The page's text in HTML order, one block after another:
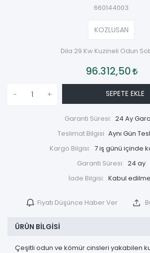
660144003
KOZLUSAN
Dila 29 Kw Kuzineli Odun
96.312,50
- + SEPETE EKLE
Garanti Süresi: 24 Ay
Teslimat Bilgisi Aynı Gün
Kargo Bilgisi: 7 iş günü içinde
Garanti Süresi: 24 ay
İade Bilgisi:
Fiyatı Düşünce Haber Ver
ÜRÜN BILGISI
Çeşitli odun ve kömür cinsleri yakabilen